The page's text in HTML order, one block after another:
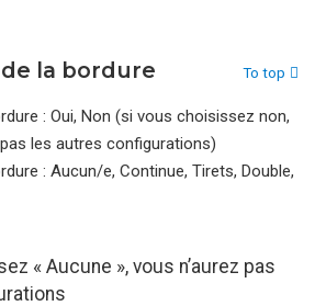
la bordure To top
: Oui, Non (si vous choisissez non,
pas les autres configurations)
: Aucun/e, Continue, Tirets, Double,
« Aucune », vous n’aurez pas